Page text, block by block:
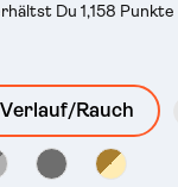
Du 1,158 Punkte
Rauch